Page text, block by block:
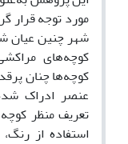
مورد توجه
شهر چنین عیان
کوچه‌های
کوچه‌ها چنان
عنصر ادراک
تعریف منظر
استفاده از